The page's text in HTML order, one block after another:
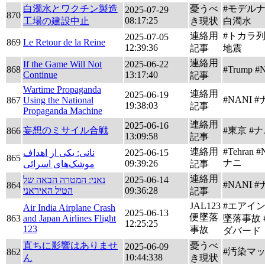
870
白濁水とワクチン製造
工場の建設中止
2025-07-29
08:17:25
憂うべ
き現状
#モデル
白濁水
869 Le Retour de la Reine
2025-07-05
12:39:36
連絡用
記事
#トカラ
地震
868
If the Game Will Not
Continue
2025-06-22
13:17:40
連絡用
記事
#Trump
867
Wartime Propaganda
Using the National
Propaganda Machine
2025-06-19
19:38:03
連絡用
記事
#NANI #
866 妄想のミサイル合戦
2025-06-16
13:09:58
連絡用
記事
#東京 #
865
نانی: یکی از اهداف
موشک‌های اسرائی
2025-06-15
09:39:26
連絡用
記事
#Tehran
ナニ
864
נאני: המטרה הבאה של
הטיל האיראני
2025-06-14
09:36:28
連絡用
記事
#NANI #
863
Air India Airplane Crash
and Japan Airlines Flight
123
2025-06-13
12:25:25
JAL123
便墜落
事故
#エアイ
墜落事故
ダバード
862
直ちに影響はありませ
ん
2025-06-09
10:44:338
憂うべ
き現状
#汚染マ